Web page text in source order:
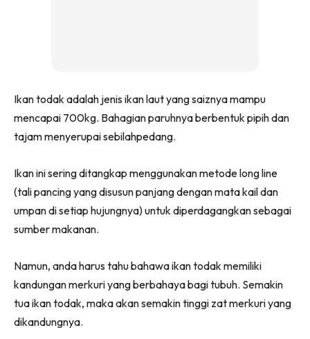
Ikan todak adalah jenis ikan laut yang saiznya mampu
mencapai 700kg. Bahagian paruhnya berbentuk pipih dan
tajam menyerupai sebilahpedang.
Ikan ini sering ditangkap menggunakan metode long line
(tali pancing yang disusun panjang dengan mata kail dan
umpan di setiap hujungnya) untuk diperdagangkan sebagai
sumber makanan.
Namun, anda harus tahu bahawa ikan todak memiliki
kandungan merkuri yang berbahaya bagi tubuh. Semakin
tua ikan todak, maka akan semakin tinggi zat merkuri yang
dikandungnya.